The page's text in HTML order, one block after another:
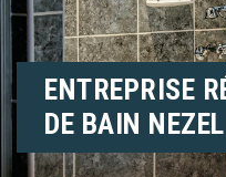
ENTREPRISE
DE BAIN